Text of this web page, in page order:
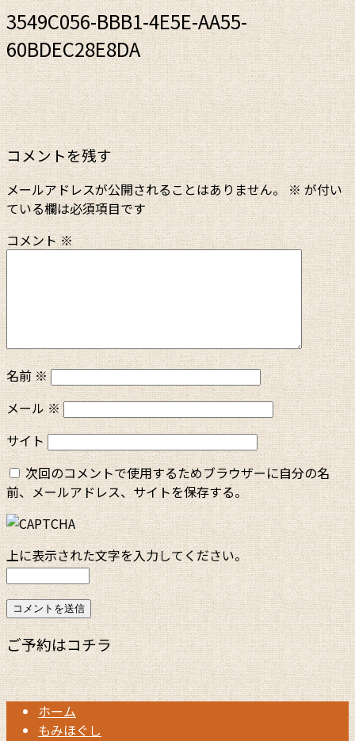
3549C056-BBB1-4E5E-AA55-
60BDEC28E8DA
コメントを残す
メールアドレスが公開されることはありません。※が付い
ている欄は必須項目です
コメント※
名前※
メール※
サイト
次回のコメントで使用するためブラウザーに自分の名
前、メールアドレス、サイトを保存する。
上に表示された文字を入力してください。
ご予約はコチラ
ホーム
もみほぐし